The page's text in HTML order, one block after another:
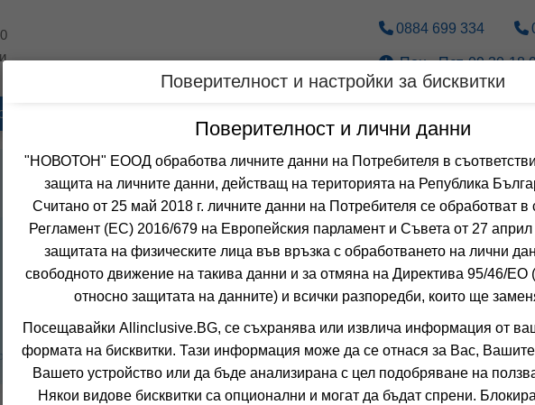
0884 699 334
Пон.- Пет. 09.30-
Оферти за
Общо 0хотела
AMMOS
OLYMPIC BEACH,
9.8 (от 3
Поверителност и настройки за бисквитки
Поверителност и лични данни
"НОВОТОН" ЕООД обработва личните данни на Потребителя в
защита на личните данни, действащ на територията на Република
Считано от 25 май 2018 г. личните данни на Потребителя се обработват в
Регламент (ЕС) 2016/679 на Европейския парламент и Съвета от 27 април
защитата на физическите лица във връзка с обработването на лични
свободното движение на такива данни и за отмяна на Директива 95/46/
относно защитата на данните) и всички разпоредби, които ще
Посещавайки Allinclusive.BG, се съхранява или извлича информация от
формата на бисквитки. Тази информация може да се отнася за Вас,
Вашето устройство или да бъде анализирана с цел подобряване на
Някои видове бисквитки са опционални и могат да бъдат спрени.